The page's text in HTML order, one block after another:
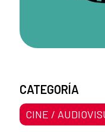
CATEGORÍA
CINE /